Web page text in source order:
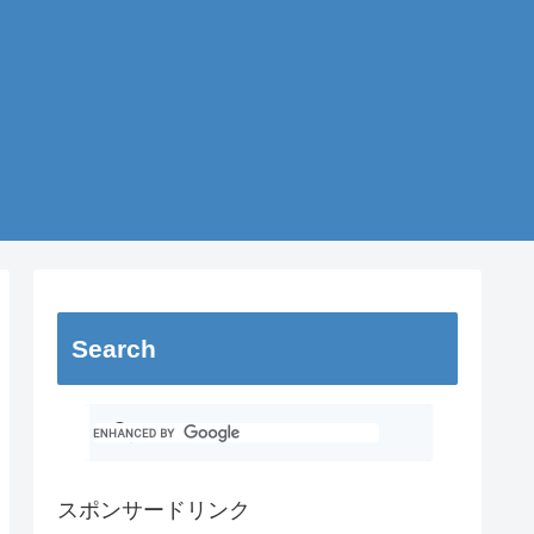
Search
スポンサードリンク